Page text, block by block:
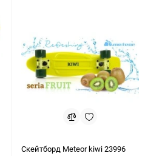
Скейтборд Meteor kiwi 23996